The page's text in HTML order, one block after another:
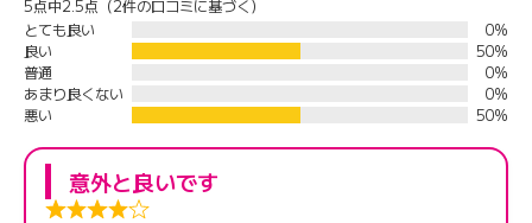
5点中2.5点（2件の口コミに基づく）
とても良い
0%
良い
50%
普通
0%
あまり良くない
0%
悪い
50%
意外と良いです